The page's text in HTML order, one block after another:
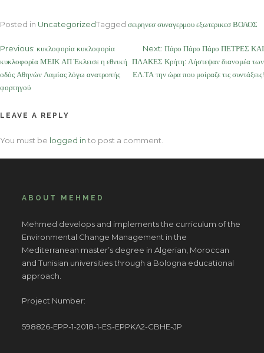
Posted in UncategorizedTagged σειρηνεσ συναγερμου εξωτερικεσ ΒΟΛΟΣ
Post
navigation
Previous: κυκλοφορία κυκλοφορία
κυκλοφορία ΜΕΙΚ ΑΠ Έκλεισε η εθνική
οδός Αθηνών Λαμίας λόγω ανατροπής
φορτηγού
Next: Πάρο Πάρο Πάρο ΠΕΤΡΕΣ ΚΑΙ
ΠΛΑΚΕΣ Κρήτη: Λήστεψαν διανομέα των
ΕΛ.ΤΑ την ώρα που μοίραζε τις συντάξεις!
LEAVE A REPLY
You must be logged in to post a comment.
ABOUT MEHMED
Mehmed develops and implements the curriculum of the
Environmental Change Management in the
Mediterranean master’s degree in Algerian, Moroccan
and Tunisian universities through a Bologna educational
approach.
Project Number:
598826-EPP-1-2018-1-ES-EPPKA2-CBHE-JP